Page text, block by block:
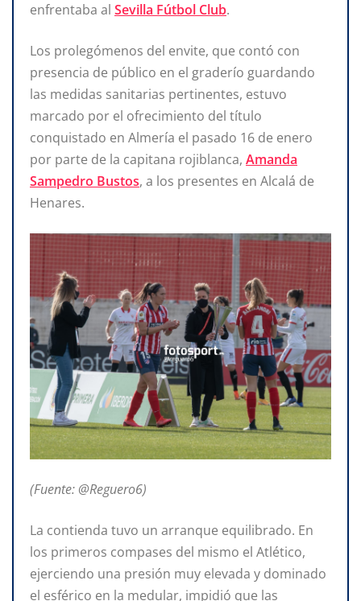
enfrentaba al Sevilla Fútbol Club.
Los prolegómenos del envite, que contó con
presencia de público en el graderío guardando
las medidas sanitarias pertinentes, estuvo
marcado por el ofrecimiento del título
conquistado en Almería el pasado 16 de enero
por parte de la capitana rojiblanca, Amanda
Sampedro Bustos, a los presentes en Alcalá de
Henares.
(Fuente: @Reguero6)
La contienda tuvo un arranque equilibrado. En
los primeros compases del mismo el Atlético,
ejerciendo una presión muy elevada y dominado
el esférico en la medular, impidió que las